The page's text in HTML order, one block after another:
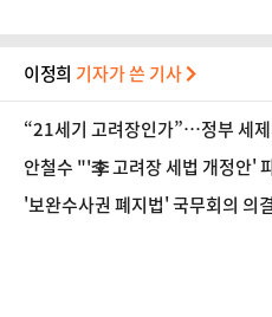
이정희 기자가 쓴 기사
“21세기 고려장인가”…정부 세
안철수 "'李 고려장 세법 개정안'
'보완수사권 폐지법' 국무회의